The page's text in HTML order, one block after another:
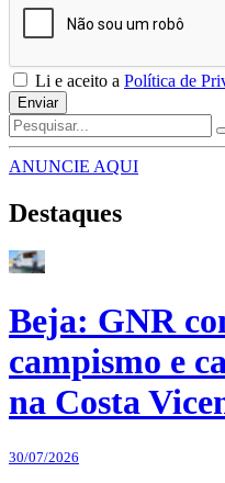
Li e aceito a Política de
Enviar
ANUNCIE AQUI
Destaques
Beja: GNR
campismo e
na Costa
30/07/2026